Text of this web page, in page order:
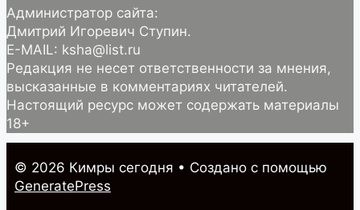
Администратор сайта:
Дмитрий Игоревич Ступин.
E-MAIL: ksha@list.ru
Редакция не несет ответственности за мнения,
высказанные в комментариях читателей.
Настоящий ресурс может содержать материалы
18+
© 2026 Кимры cегодня • Создано с помощью
GeneratePress